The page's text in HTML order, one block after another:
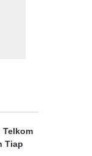
Telkom
Tiap